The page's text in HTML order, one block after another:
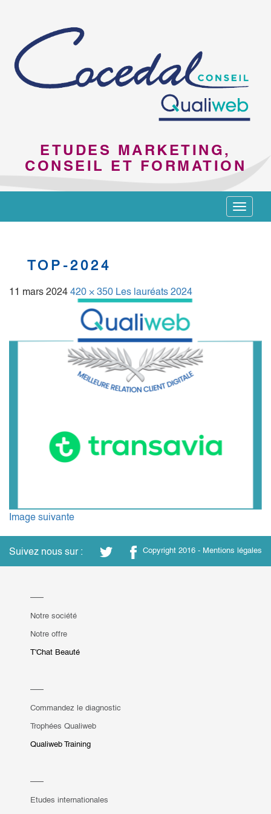
ETUDES MARKETING,
CONSEIL ET FORMATION
Toggle
TOP-2024
11 mars 2024 420 × 350 Les lauréats 2024
Image suivante
Suivez nous sur : Copyright 2016 - Mentions légales
Notre société
Notre offre
T'Chat Beauté
Commandez le diagnostic
Trophées Qualiweb
Qualiweb Training
Etudes internationales